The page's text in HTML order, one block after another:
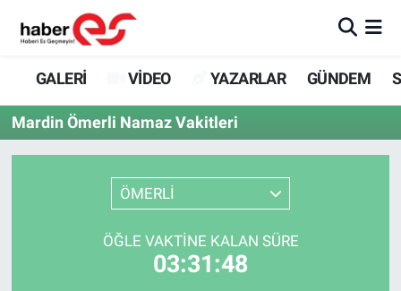
GALERİ VİDEO YAZARLAR GÜNDEM
Mardin Ömerli Namaz Vakitleri
ÖMERLİ
ÖĞLE VAKTINE KALAN SÜRE
03:31:48
GALERİ
VİDEO
YAZARLAR
GÜNDEM
SİYASET
Eskişehir Nöbetçi Eczaneler
Eskişehir Hava Durumu
Eskişehir Trafik Yoğunluk Haritası
Süper Lig Puan Durumu ve Fikstür
Tüm Manşetler